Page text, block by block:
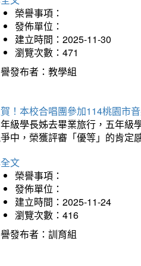
榮譽事項：
發佈單位：
建立時間：2025-11-30
瀏覽次數：471
發布者：教學組
！本校合唱團參加114桃園市
級學長姊去畢業旅行，五年級
中，榮獲評審「優等」的肯定
文
榮譽事項：
發佈單位：
建立時間：2025-11-24
瀏覽次數：416
發布者：訓育組